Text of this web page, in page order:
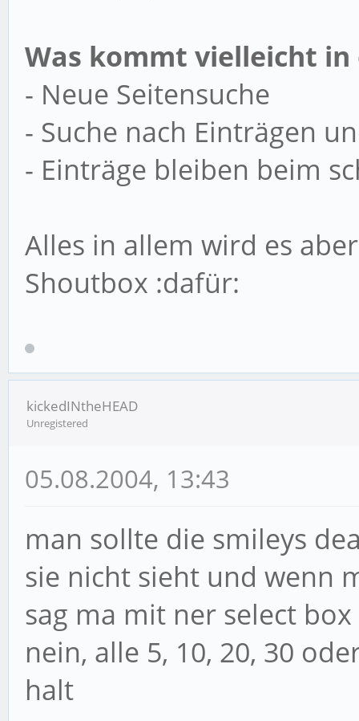
Was kommt vielleicht
- Neue Seitensuche
- Suche nach Einträgen
- Einträge bleiben beim
Alles in allem wird es
Shoutbox :dafür:
kickedINtheHEAD
Unregistered
05.08.2004, 13:43
man sollte die smileys
sie nicht sieht und wenn
sag ma mit ner select
nein, alle 5, 10, 20, 30
halt